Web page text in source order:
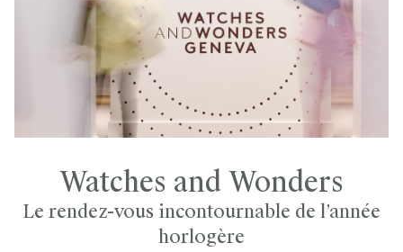
Watches and Wonders
Le rendez-vous incontournable de l’année
horlogère